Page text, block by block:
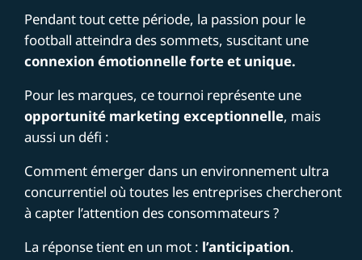
Pendant tout cette période, la passion pour le
football atteindra des sommets, suscitant une
connexion émotionnelle forte et unique.
Pour les marques, ce tournoi représente une
opportunité marketing exceptionnelle, mais
aussi un défi :
Comment émerger dans un environnement ultra
concurrentiel où toutes les entreprises chercheront
à capter l’attention des consommateurs ?
La réponse tient en un mot : l’anticipation.